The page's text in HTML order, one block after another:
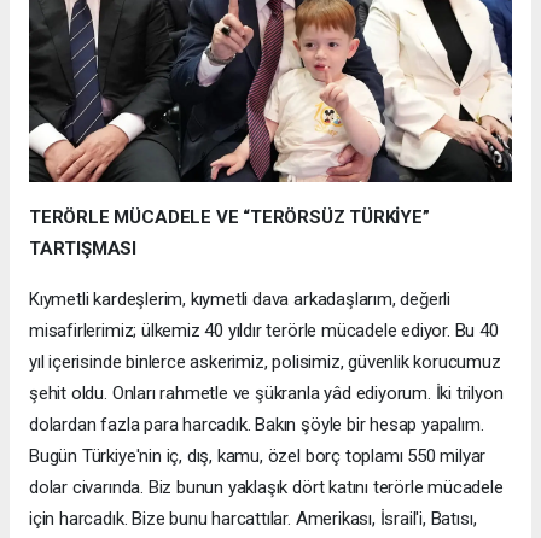
TERÖRLE MÜCADELE VE “TERÖRSÜZ TÜRKİYE”
TARTIŞMASI
Kıymetli kardeşlerim, kıymetli dava arkadaşlarım, değerli
misafirlerimiz; ülkemiz 40 yıldır terörle mücadele ediyor. Bu 40
yıl içerisinde binlerce askerimiz, polisimiz, güvenlik korucumuz
şehit oldu. Onları rahmetle ve şükranla yâd ediyorum. İki trilyon
dolardan fazla para harcadık. Bakın şöyle bir hesap yapalım.
Bugün Türkiye'nin iç, dış, kamu, özel borç toplamı 550 milyar
dolar civarında. Biz bunun yaklaşık dört katını terörle mücadele
için harcadık. Bize bunu harcattılar. Amerikası, İsrail'i, Batısı,